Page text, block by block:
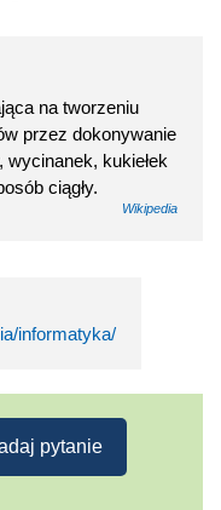
na tworzeniu
przez dokonywanie
kukiełek
ciągły.
Wikipedia
informatyka/
pytanie